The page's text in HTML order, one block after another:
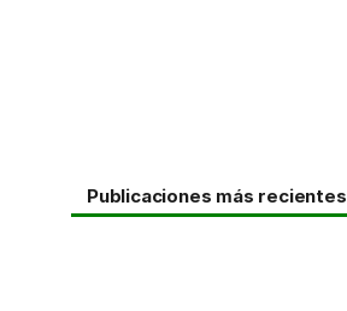
Publicaciones más recientes